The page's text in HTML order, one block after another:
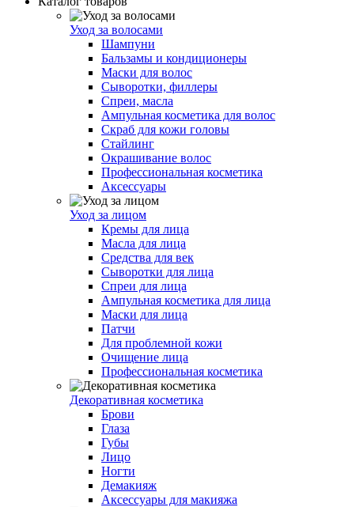
Уход за волосами
Шампуни
Бальзамы и кондиционеры
Маски для волос
Сыворотки, филлеры
Спреи, масла
Ампульная косметика для волос
Скраб для кожи головы
Стайлинг
Окрашивание волос
Профессиональная косметика
Аксессуары
Уход за лицом
Кремы для лица
Масла для лица
Средства для век
Сыворотки для лица
Спреи для лица
Ампульная косметика для лица
Маски для лица
Патчи
Для проблемной кожи
Очищение лица
Профессиональная косметика
Декоративная косметика
Брови
Глаза
Губы
Лицо
Ногти
Демакияж
Аксессуары для макияжа